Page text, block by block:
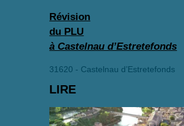
Révision
du PLU
à Castelnau d’Estretefonds
31620 - Castelnau d’Estretefonds
LIRE